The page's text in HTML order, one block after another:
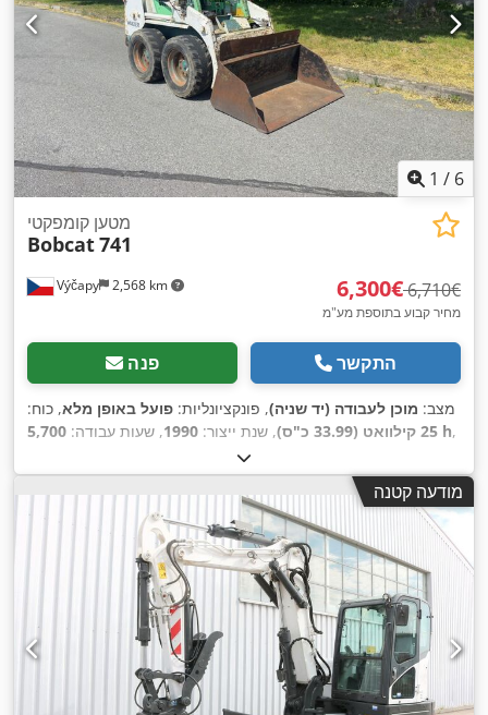
1 / 6
Výčapy 2,568 km
מטען קומפקטי
Bobcat741
‏6,300 ‏€ ‏6,710 ‏€
מחיר קבוע בתוספת מע"מ
פנה התקשר
מצב: מוכן לעבודה (יד שניה), פונקציונליות: פועל באופן מלא, כוח:
25 קילוואט (33.99 כ"ס)
, שנת ייצור: 1990, שעות עבודה: 5,700 h,
מודעה קטנה